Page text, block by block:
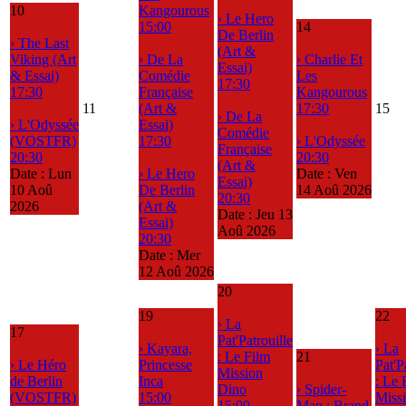
10
› The Last
Viking (Art
& Essai)
17:30
› L'Odyssée
(VOSTFR)
20:30
Date : Lun
10 Aoû
2026
11
Kangourous
15:00
› De La
Comédie
Française
(Art &
Essai)
17:30
› Le Hero
De Berlin
(Art &
Essai)
20:30
Date : Mer
12 Aoû 2026
› Le Hero
De Berlin
(Art &
Essai)
17:30
› De La
Comédie
Française
(Art &
Essai)
20:30
Date : Jeu 13
Aoû 2026
14
› Charlie Et
Les
Kangourous
17:30
› L'Odyssée
20:30
Date : Ven
14 Aoû 2026
15
17
› Le Héro
de Berlin
(VOSTFR)
19
› Kayara,
Princesse
Inca
15:00
20
› La
Pat'Patrouille
: Le Film
Mission
Dino
21
› Spider-
22
› La
: Le